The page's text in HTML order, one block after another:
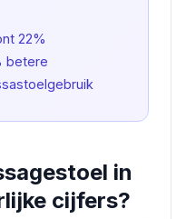
22%
betere
in
cijfers?